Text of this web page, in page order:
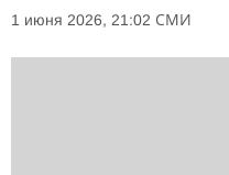
1 июня 2026, 21:02 СМИ